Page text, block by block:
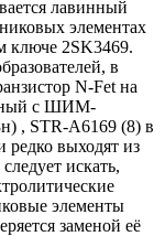
лавинный
элементах
ключе 2SK3469.
в
N-Fet на
с ШИМ-
, STR-A6169 (8) в
выходят из
искать,
элементы
заменой её